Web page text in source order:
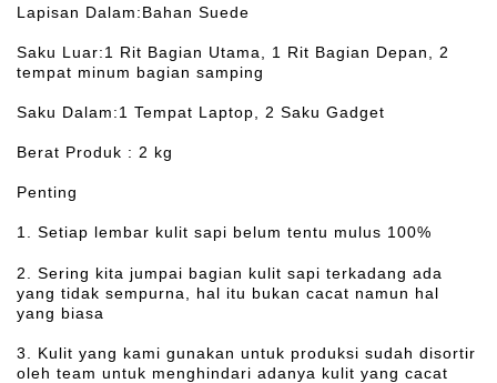
Lapisan Dalam:Bahan Suede
Saku Luar:1 Rit Bagian Utama, 1 Rit Bagian Depan, 2
tempat minum bagian samping
Saku Dalam:1 Tempat Laptop, 2 Saku Gadget
Berat Produk : 2 kg
Penting
1. Setiap lembar kulit sapi belum tentu mulus 100%
2. Sering kita jumpai bagian kulit sapi terkadang ada
yang tidak sempurna, hal itu bukan cacat namun hal
yang biasa
3. Kulit yang kami gunakan untuk produksi sudah disortir
oleh team untuk menghindari adanya kulit yang cacat